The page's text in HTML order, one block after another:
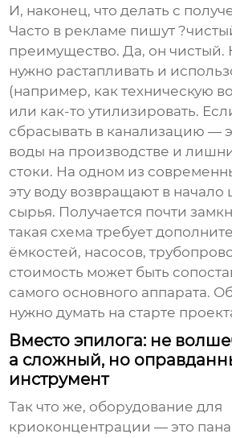
И, наконец, что делать с
Часто в рекламе пишут
преимущество. Да, он чистый.
нужно растапливать и
(например, как техническую
или как-то утилизировать.
сбрасывать в канализацию —
воды на производстве и
стоки. На одном из
эту воду возвращают в начало
сырья. Получается почти
такая схема требует
ёмкостей, насосов,
стоимость может быть
самого основного аппарата.
нужно думать на старте
Вместо эпилога: не
а сложный, но
инструмент
Так что же, оборудование для
криоконцентрации — это